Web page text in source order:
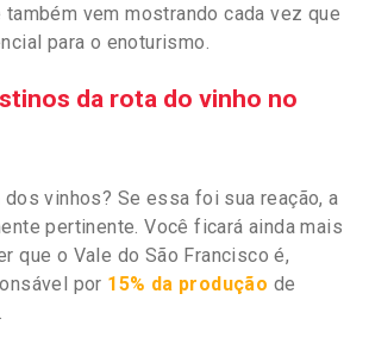
vem mostrando cada vez que
para o enoturismo.
da rota do vinho no
vinhos? Se essa foi sua reação, a
pertinente. Você ficará ainda mais
que o Vale do São Francisco é,
por 15% da produção de